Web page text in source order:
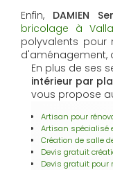
Enfin, DAMIEN
bricolage à
polyvalents pour
d'aménagement,
En plus de ses
intérieur par
vous propose
Artisan pour
Artisan spécialisé
Création de salle
Devis gratuit
Devis gratuit pour